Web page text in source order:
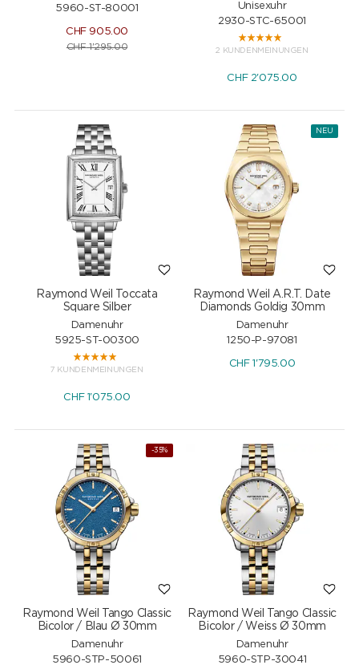
5960-ST-80001
CHF 905.00
CHF1'295.00
Unisexuhr
2930-STC-65001
2 KUNDENMEINUNGEN
CHF 2'075.00
Raymond Weil Toccata
Square Silber
Damenuhr
5925-ST-00300
7 KUNDENMEINUNGEN
CHF 1'075.00
NEU
Raymond Weil A.R.T. Date
Diamonds Goldig 30mm
Damenuhr
1250-P-97081
CHF 1'795.00
-35%
Raymond Weil Tango Classic
Bicolor / Blau Ø 30mm
Damenuhr
5960-STP-50061
Raymond Weil Tango Classic
Bicolor / Weiss Ø 30mm
Damenuhr
5960-STP-30041